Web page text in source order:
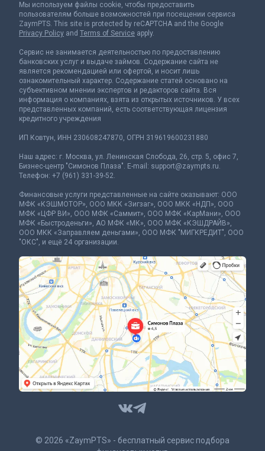
Мы используем файлы cookie, чтобы предоставить
пользователям больше возможностей при посещении сервиса
ZaymPTS. This site is protected by reCAPTCHA and the Google
Privacy Policy and Terms of Service apply.
Сервис не занимается деятельностью по предоставлению
банковских услуг и выдаче займов. Содержание сайта не
является рекомендацией или офертой, и носит лишь
ознакомительный характер. Содержание статей основано на
субъективном мнении экспертов и редакторов сайта. Вся
информация о компаниях, взята из открытых источников. У всех
представленных компаний, есть соответствующая лицензия
кредитного учреждения
ИП Ковтун, ИНН 230608247870, ОГРН 319619600231880
Наш адрес: г. Москва, ул. Ленинская Слобода, 26, стр. 5, офис 7,
Бизнес-центр "Симонов Плаза". E-mail: support@zaympts.ru.
Телефон: +7 (961) 331-39-52.
Финансовые услуги представленные на сайте оказывают: ООО
МФК «КЭШМОТОР», ООО МКК «Зигзаг», ООО МКК «НДП», ООО
МФК «ЦФР ВИ», ООО МФК «Саммит», ООО МФК «КарМани», ООО
МФК «Быстроденьги», АО МФК «МК», ООО МФК «КЭШДРАЙВ»,
ООО МКК «Заправляем деньгами», ООО МФК "МИГКРЕДИТ", ООО
"ОКС", и ещё 24 организации.
© 2026 «ZaymPTS» - бесплатный сервис подбора